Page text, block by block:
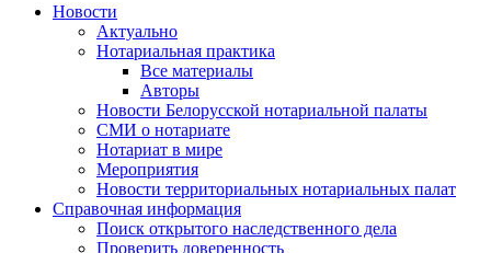
Новости
Актуально
Нотариальная практика
Все материалы
Авторы
Новости Белорусской нотариальной палаты
СМИ о нотариате
Нотариат в мире
Мероприятия
Новости территориальных нотариальных палат
Справочная информация
Поиск открытого наследственного дела
Проверить доверенность